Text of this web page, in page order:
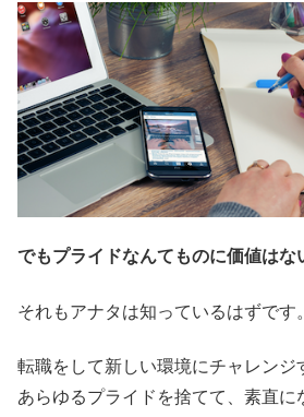
でもプライドなんてものに価値はな
それもアナタは知っているはずです。
転職をして新しい環境にチャレンジ
あらゆるプライドを捨てて、素直に